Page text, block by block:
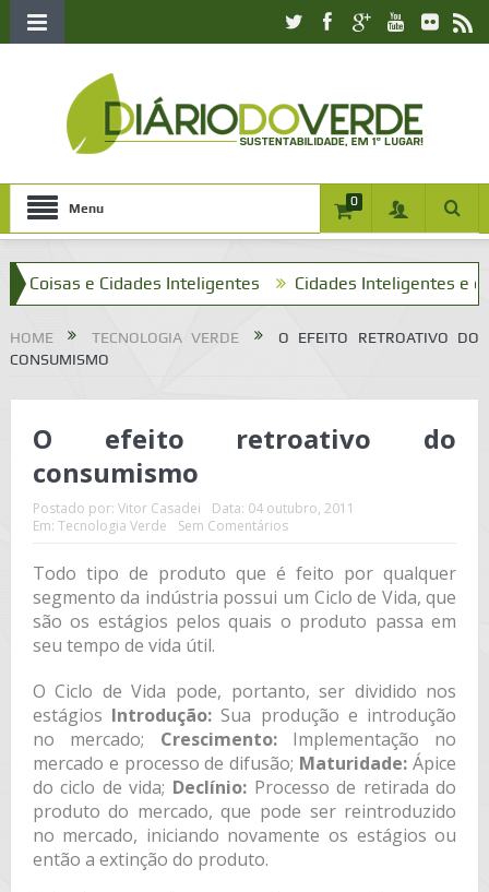
Menu 0
e Cidades Inteligentes Cidades Inteligentes e o que
HOME TECNOLOGIA VERDE
O EFEITO RETROATIVO DO
CONSUMISMO
O efeito retroativo do
consumismo
Postado por: Vitor Casadei Data: 04 outubro, 2011
Em: Tecnologia Verde Sem Comentários
Todo tipo de produto que é feito por qualquer
segmento da indústria possui um Ciclo de Vida, que
são os estágios pelos quais o produto passa em
seu tempo de vida útil.
O Ciclo de Vida pode, portanto, ser dividido nos
estágios Introdução: Sua produção e introdução
no mercado; Crescimento:Implementação no
mercado e processo de difusão; Maturidade: Ápice
do ciclo de vida; Declínio: Processo de retirada do
produto do mercado, que pode ser reintroduzido
no mercado, iniciando novamente os estágios ou
então a extinção do produto.